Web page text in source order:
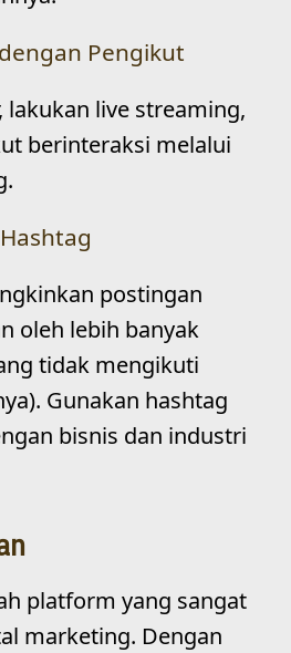
Pengikut
lakukan live streaming,
berinteraksi melalui
postingan
oleh lebih banyak
tidak mengikuti
Gunakan hashtag
bisnis dan industri
platform yang sangat
marketing. Dengan